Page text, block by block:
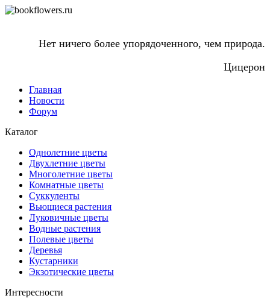
Нет ничего более упорядоченного, чем природа.
Цицерон
Главная
Новости
Форум
Каталог
Однолетние цветы
Двухлетние цветы
Многолетние цветы
Комнатные цветы
Суккуленты
Вьющиеся растения
Луковичные цветы
Водные растения
Полевые цветы
Деревья
Кустарники
Экзотические цветы
Интересности